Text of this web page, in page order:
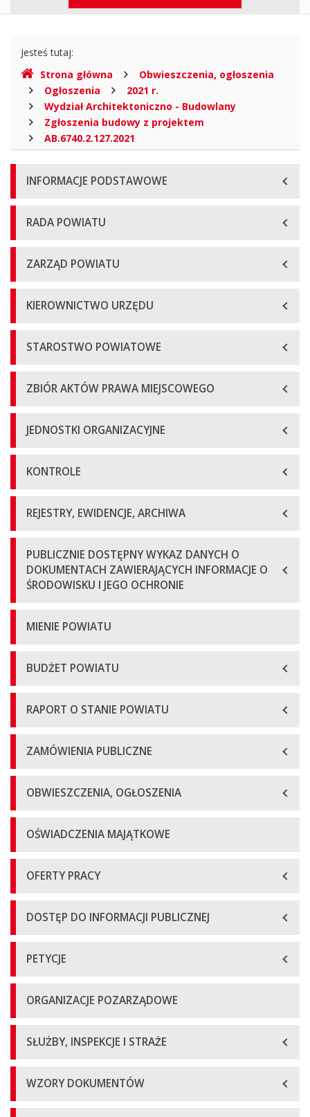
Gdzie
jesteśmy
Jesteś tutaj:
Strona główna
Obwieszczenia, ogłoszenia
Ogłoszenia
2021 r.
Wydział Architektoniczno - Budowlany
Zgłoszenia budowy z projektem
AB.6740.2.127.2021
Menu
główne
INFORMACJE PODSTAWOWE
RADA POWIATU
ZARZĄD POWIATU
KIEROWNICTWO URZĘDU
STAROSTWO POWIATOWE
ZBIÓR AKTÓW PRAWA MIEJSCOWEGO
JEDNOSTKI ORGANIZACYJNE
KONTROLE
REJESTRY, EWIDENCJE, ARCHIWA
PUBLICZNIE DOSTĘPNY WYKAZ DANYCH O
DOKUMENTACH ZAWIERAJĄCYCH INFORMACJE O
ŚRODOWISKU I JEGO OCHRONIE
MIENIE POWIATU
BUDŻET POWIATU
RAPORT O STANIE POWIATU
ZAMÓWIENIA PUBLICZNE
OBWIESZCZENIA, OGŁOSZENIA
OŚWIADCZENIA MAJĄTKOWE
OFERTY PRACY
DOSTĘP DO INFORMACJI PUBLICZNEJ
PETYCJE
ORGANIZACJE POZARZĄDOWE
SŁUŻBY, INSPEKCJE I STRAŻE
WZORY DOKUMENTÓW